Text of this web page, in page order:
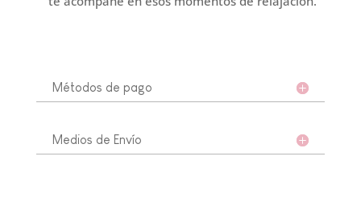
Métodos de pago
Medios de Envío